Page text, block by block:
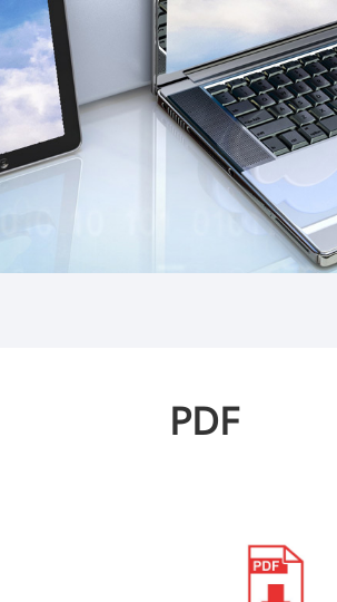
PDF